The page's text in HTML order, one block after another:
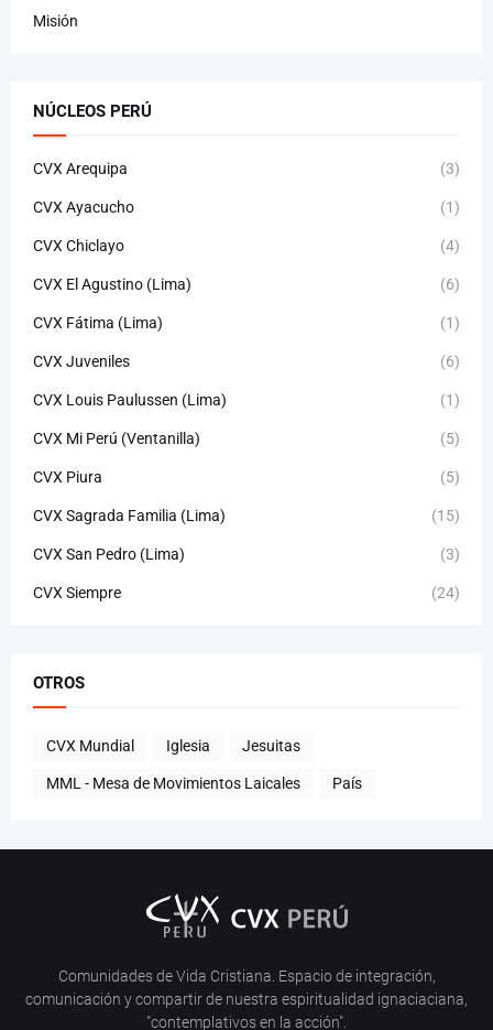
Misión
NÚCLEOS PERÚ
CVX Arequipa (3)
CVX Ayacucho (1)
CVX Chiclayo (4)
CVX El Agustino (Lima) (6)
CVX Fátima (Lima) (1)
CVX Juveniles (6)
CVX Louis Paulussen (Lima) (1)
CVX Mi Perú (Ventanilla) (5)
CVX Piura (5)
CVX Sagrada Familia (Lima) (15)
CVX San Pedro (Lima) (3)
CVX Siempre (24)
OTROS
CVX Mundial Iglesia Jesuitas
MML - Mesa de Movimientos Laicales País
Comunidades de Vida Cristiana. Espacio de integración,
comunicación y compartir de nuestra espiritualidad ignaciaciana,
"contemplativos en la acción".